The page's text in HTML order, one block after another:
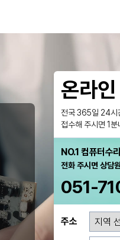
온라
전국 365일 24시
접수해 주시면 1
NO.1 컴퓨터수
전화 주시면 상담
051-
주소